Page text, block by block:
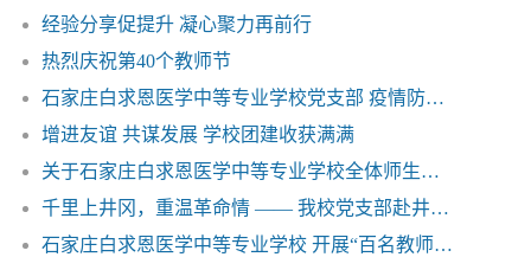
经验分享促提升 凝心聚力再前行
热烈庆祝第40个教师节
石家庄白求恩医学中等专业学校党支部 疫情防控工作倡议书
增进友谊 共谋发展 学校团建收获满满
关于石家庄白求恩医学中等专业学校全体师生做好新型肺炎疫情防控工作的重要通知
千里上井冈，重温革命情 —— 我校党支部赴井冈山开展红色教育学习活动
石家庄白求恩医学中等专业学校 开展“百名教师进万家”教育工作